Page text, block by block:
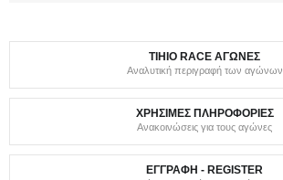
TIHIO RACE ΑΓΩΝΕΣ
Αναλυτική περιγραφή των αγώνων
ΧΡΗΣΙΜΕΣ ΠΛΗΡΟΦΟΡΙΕΣ
Ανακοινώσεις για τους αγώνες
ΕΓΓΡΑΦΗ - REGISTER